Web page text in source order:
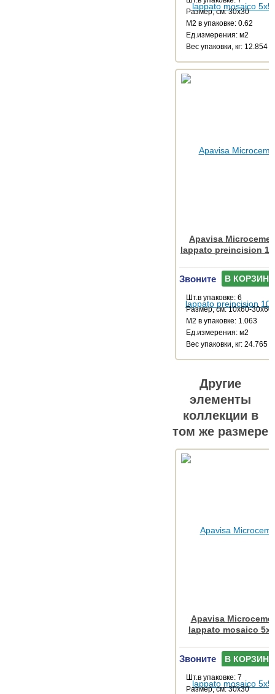
Размер, см: 30x30
М2 в упаковке: 0.62
Ед.измерения: м2
Веc упаковки, кг: 12.854
Apavisa
lappato preincision
Звоните В КОРЗИНУ
Шт.в упаковке: 6
Размер, см: 10x60-30x60
М2 в упаковке: 1.063
Ед.измерения: м2
Веc упаковки, кг: 24.765
Другие
элементы
коллекции в
том же размере
Apavisa
lappato mosaico
Звоните В КОРЗИНУ
Шт.в упаковке: 7
Размер, см: 30x30